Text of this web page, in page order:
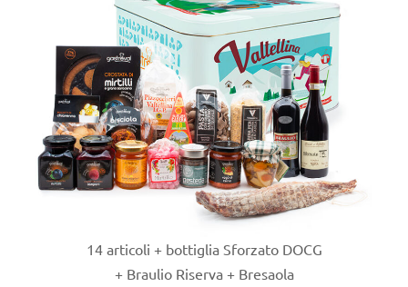
14 articoli + bottiglia Sforzato DOCG
+ Braulio Riserva + Bresaola